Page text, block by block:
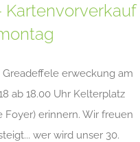
Kartenvorverkauf
erweckung am
ab 18.00 Uhr Kelterplatz
Foyer) erinnern. Wir freuen
wer wird unser 30.